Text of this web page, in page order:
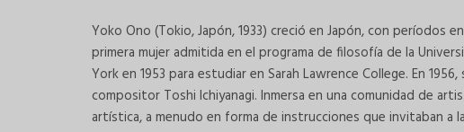
Yoko Ono (Tokio, Japón, 1933) creció en Japón, con períodos
primera mujer admitida en el programa de filosofía de la
York en 1953 para estudiar en Sarah Lawrence College. En
compositor Toshi Ichiyanagi. Inmersa en una comunidad de
artística, a menudo en forma de instrucciones que invitaban a